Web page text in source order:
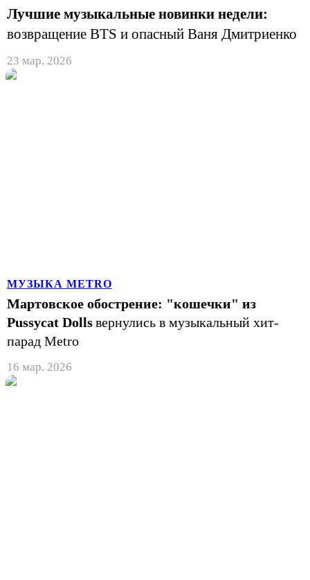
Лучшие музыкальные новинки недели:
возвращение BTS и опасный Ваня Дмитриенко
23 мар. 2026
МУЗЫКА METRO
Мартовское обострение: "кошечки" из
Pussycat Dollsвернулись в музыкальный хит-
парад Metro
16 мар. 2026